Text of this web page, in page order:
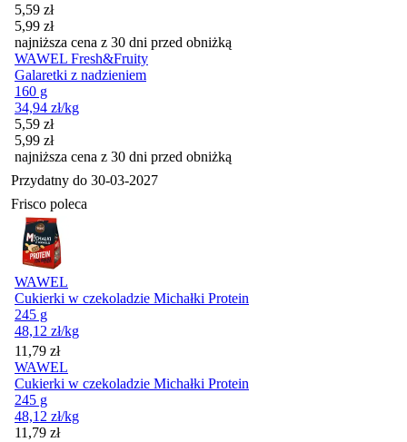
Cena promocyjna
5,59 zł
5,99 zł
najniższa cena z 30 dni przed obniżką
WAWEL Fresh&Fruity
Galaretki z nadzieniem
160 g
34,94 zł/kg
Cena promocyjna
5,59 zł
5,99 zł
najniższa cena z 30 dni przed obniżką
Przydatny do 30-03-2027
Frisco poleca
WAWEL
Cukierki w czekoladzie Michałki Protein
245 g
48,12 zł/kg
Cena
11,79 zł
WAWEL
Cukierki w czekoladzie Michałki Protein
245 g
48,12 zł/kg
Cena
11,79 zł